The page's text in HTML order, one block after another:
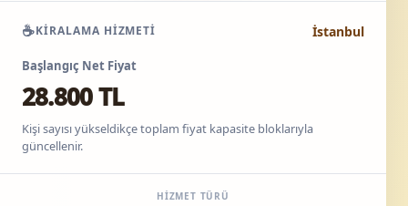
☕KIRALAMA HIZMETI İstanbul
Başlangıç Net Fiyat
28.800 TL
Kişi sayısı yükseldikçe toplam fiyat kapasite bloklarıyla
güncellenir.
HIZMET TÜRÜ